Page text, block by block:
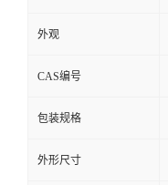
外观
CAS编号
包装规格
外形尺寸